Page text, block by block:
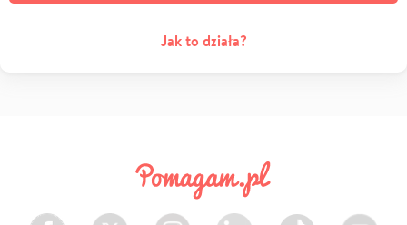
Jak to działa?
Facebook Twitter Instagram LinkedIn TikTok Youtube